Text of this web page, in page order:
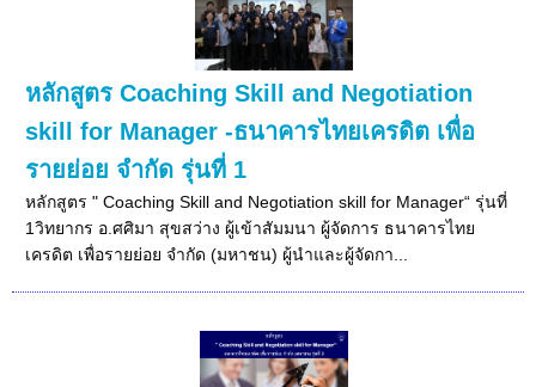
หลักสูตร Coaching Skill and Negotiation
skill for Manager -ธนาคารไทยเครดิต เพื่อ
รายย่อย จำกัด รุ่นที่ 1
หลักสูตร " Coaching Skill and Negotiation skill for Manager“ รุ่นที่
1วิทยากร อ.ศศิมา สุขสว่าง ผู้เข้าสัมมนา ผู้จัดการ ธนาคารไทย
เครดิต เพื่อรายย่อย จำกัด (มหาชน) ผู้นำและผู้จัดกา...